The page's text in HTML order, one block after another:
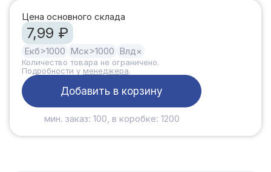
Цена основного склада
7,99 ₽
Екб>1000 Мск>1000 Влд ×
Количество товара не ограничено.
Подробности у менеджера.
Добавить в корзину
мин. заказ: 100, в коробке: 1200